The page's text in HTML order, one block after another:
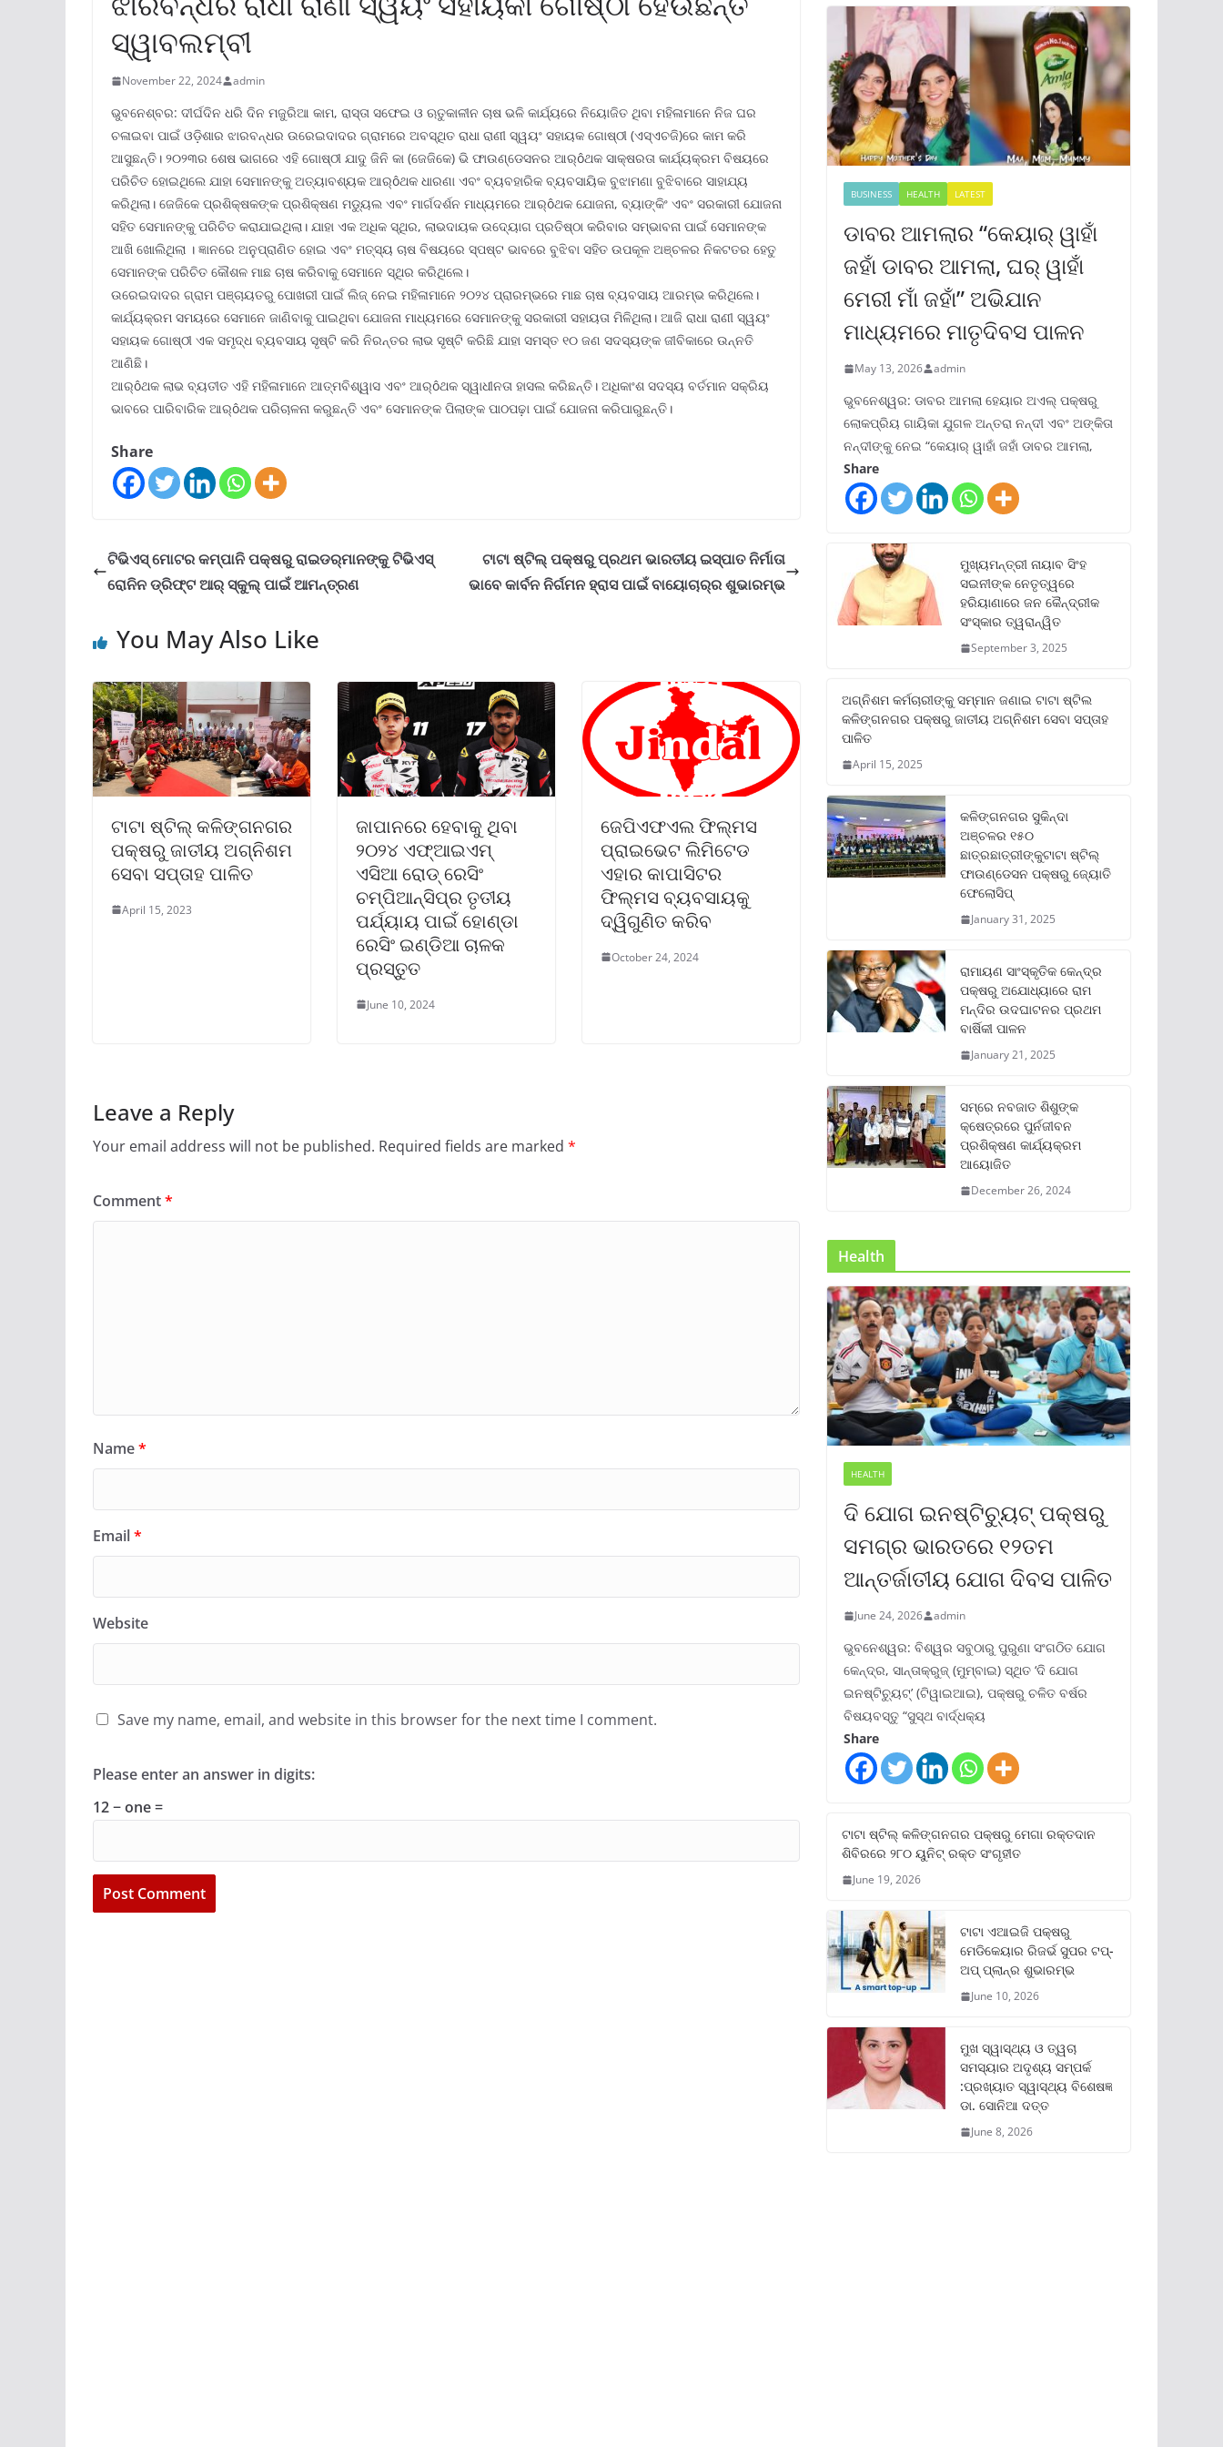
ସ୍ୱାବଲମ୍ବୀ
November 22, 2024 admin
ଭୁବନେଶ୍ବର: ଦୀର୍ଘଦିନ ଧରି ଦିନ ମଜୁରିଆ କାମ, ରାସ୍ତା ସଫେଇ ଓ ଋତୁକାଳୀନ ଚାଷ ଭଳି କାର୍ଯ୍ୟରେ ନିୟୋଜିତ ଥିବା ମହିଳାମାନେ ନିଜ ଘର
ଚଳାଇବା ପାଇଁ ଓଡ଼ିଶାର ଝାରବନ୍ଧର ଉରେଇଦାଦର ଗ୍ରାମରେ ଅବସ୍ଥିତ ରାଧା ରାଣୀ ସ୍ୱୟଂ ସହାୟକ ଗୋଷ୍ଠୀ (ଏସ୍‌ଏଚଜି)ରେ କାମ କରି
ଆସୁଛନ୍ତି। ୨୦୨୩ର ଶେଷ ଭାଗରେ ଏହି ଗୋଷ୍ଠୀ ଯାଦୁ ଜିନି କା (ଜେଜିକେ) ଭି ଫାଉଣ୍ଡେସନର ଆର୍ôଥକ ସାକ୍ଷରତା କାର୍ଯ୍ୟକ୍ରମ ବିଷୟରେ
ପରିଚିତ ହୋଇଥିଲେ ଯାହା ସେମାନଙ୍କୁ ଅତ୍ୟାବଶ୍ୟକ ଆର୍ôଥକ ଧାରଣା ଏବଂ ବ୍ୟବହାରିକ ବ୍ୟବସାୟିକ ବୁଝାମଣା ବୁଝିବାରେ ସାହାଯ୍ୟ
କରିଥିଲା। ଜେଜିକେ ପ୍ରଶିକ୍ଷକଙ୍କ ପ୍ରଶିକ୍ଷଣ ମଡ୍ୟୁଲ ଏବଂ ମାର୍ଗଦର୍ଶନ ମାଧ୍ୟମରେ ଆର୍ôଥକ ଯୋଜନା, ବ୍ୟାଙ୍କିଂ ଏବଂ ସରକାରୀ ଯୋଜନା
ସହିତ ସେମାନଙ୍କୁ ପରିଚିତ କରାଯାଇଥିଲା। ଯାହା ଏକ ଅଧିକ ସ୍ଥିର, ଲାଭଦାୟକ ଉଦ୍ୟୋଗ ପ୍ରତିଷ୍ଠା କରିବାର ସମ୍ଭାବନା ପାଇଁ ସେମାନଙ୍କ
ଆଖି ଖୋଲିଥିଲା । ଜ୍ଞାନରେ ଅନୁପ୍ରାଣିତ ହୋଇ ଏବଂ ମତ୍ସ୍ୟ ଚାଷ ବିଷୟରେ ସ୍ପଷ୍ଟ ଭାବରେ ବୁଝିବା ସହିତ ଉପକୂଳ ଅଞ୍ଚଳର ନିକଟତର ହେତୁ
ସେମାନଙ୍କ ପରିଚିତ କୌଶଳ ମାଛ ଚାଷ କରିବାକୁ ସେମାନେ ସ୍ଥିର କରିଥିଲେ।
ଉରେଇଦାଦର ଗ୍ରାମ ପଞ୍ଚାୟତରୁ ପୋଖରୀ ପାଇଁ ଲିଜ୍ ନେଇ ମହିଳାମାନେ ୨୦୨୪ ପ୍ରାରମ୍ଭରେ ମାଛ ଚାଷ ବ୍ୟବସାୟ ଆରମ୍ଭ କରିଥିଲେ।
କାର୍ଯ୍ୟକ୍ରମ ସମୟରେ ସେମାନେ ଜାଣିବାକୁ ପାଇଥିବା ଯୋଜନା ମାଧ୍ୟମରେ ସେମାନଙ୍କୁ ସରକାରୀ ସହାୟତା ମିଳିଥିଲା। ଆଜି ରାଧା ରାଣୀ ସ୍ୱୟଂ
ସହାୟକ ଗୋଷ୍ଠୀ ଏକ ସମୃଦ୍ଧ ବ୍ୟବସାୟ ସୃଷ୍ଟି କରି ନିରନ୍ତର ଲାଭ ସୃଷ୍ଟି କରିଛି ଯାହା ସମସ୍ତ ୧୦ ଜଣ ସଦସ୍ୟଙ୍କ ଜୀବିକାରେ ଉନ୍ନତି
ଆଣିଛି।
ଆର୍ôଥକ ଲାଭ ବ୍ୟତୀତ ଏହି ମହିଳାମାନେ ଆତ୍ମବିଶ୍ୱାସ ଏବଂ ଆର୍ôଥକ ସ୍ୱାଧୀନତା ହାସଲ କରିଛନ୍ତି। ଅଧିକାଂଶ ସଦସ୍ୟ ବର୍ତମାନ ସକ୍ରିୟ
ଭାବରେ ପାରିବାରିକ ଆର୍ôଥକ ପରିଚାଳନା କରୁଛନ୍ତି ଏବଂ ସେମାନଙ୍କ ପିଲାଙ୍କ ପାଠପଢ଼ା ପାଇଁ ଯୋଜନା କରିପାରୁଛନ୍ତି।
Share
ଟିଭିଏସ୍ ମୋଟର କମ୍ପାନି ପକ୍ଷରୁ ରାଇଡର୍‌ମାନଙ୍କୁ ଟିଭିଏସ୍
ରୋନିନ ଡ୍ରିଫ୍‌ଟ ଆର୍ ସ୍କୁଲ୍ ପାଇଁ ଆମନ୍ତ୍ରଣ
ଟାଟା ଷ୍ଟିଲ୍ ପକ୍ଷରୁ ପ୍ରଥମ ଭାରତୀୟ ଇସ୍ପାତ ନିର୍ମାତା
ଭାବେ କାର୍ବନ ନିର୍ଗମନ ହ୍ରାସ ପାଇଁ ବାୟୋଚାର୍‌ର ଶୁଭାରମ୍ଭ
You May Also Like
ଟାଟା ଷ୍ଟିଲ୍ କଳିଙ୍ଗନଗର
ପକ୍ଷରୁ ଜାତୀୟ ଅଗ୍ନିଶମ
ସେବା ସପ୍ତାହ ପାଳିତ
April 15, 2023
ଜାପାନରେ ହେବାକୁ ଥିବା
୨୦୨୪ ଏଫ୍‌ଆଇଏମ୍
ଏସିଆ ରୋଡ୍ ରେସିଂ
ଚମ୍ପିଆନ୍‌ସିପ୍‌ର ତୃତୀୟ
ପର୍ଯ୍ୟାୟ ପାଇଁ ହୋଣ୍ଡା
ରେସିଂ ଇଣ୍ଡିଆ ଚାଳକ
ପ୍ରସ୍ତୁତ
June 10, 2024
ଜେପିଏଫଏଲ ଫିଲ୍ମସ
ପ୍ରାଇଭେଟ ଲିମିଟେଡ
ଏହାର କାପାସିଟର
ଫିଲ୍ମସ ବ୍ୟବସାୟକୁ
ଦ୍ୱିଗୁଣିତ କରିବ
October 24, 2024
Leave a Reply
Your email address will not be published. Required fields are marked *
Comment*
Name*
Email*
Website
Save my name, email, and website in this browser for the next time I comment.
Please enter an answer in digits:
12 − one =
BUSINESS HEALTH LATEST
ଡାବର ଆମଲାର “କେୟାର୍ ୱାହାଁ
ଜହାଁ ଡାବର ଆମଲା, ଘର୍ ୱାହାଁ
ମେରୀ ମାଁ ଜହାଁ” ଅଭିଯାନ
ମାଧ୍ୟମରେ ମାତୃଦିବସ ପାଳନ
May 13, 2026 admin
ଭୁବନେଶ୍ୱର: ଡାବର ଆମଲା ହେୟାର ଅଏଲ୍ ପକ୍ଷରୁ
ଲୋକପ୍ରିୟ ଗାୟିକା ଯୁଗଳ ଅନ୍ତରା ନନ୍ଦୀ ଏବଂ ଅଙ୍କିତା
ନନ୍ଦୀଙ୍କୁ ନେଇ “କେୟାର୍ ୱାହାଁ ଜହାଁ ଡାବର ଆମଲା,
Share
ମୁଖ୍ୟମନ୍ତ୍ରୀ ନାୟାବ ସିଂହ
ସଇନୀଙ୍କ ନେତୃତ୍ୱରେ
ହରିୟାଣାରେ ଜନ କୈନ୍ଦ୍ରୀକ
ସଂସ୍କାର ତ୍ୱରାନ୍ୱିତ
September 3, 2025
ଅଗ୍ନିଶମ କର୍ମଚାରୀଙ୍କୁ ସମ୍ମାନ ଜଣାଇ ଟାଟା ଷ୍ଟିଲ
କଳିଙ୍ଗନଗର ପକ୍ଷରୁ ଜାତୀୟ ଅଗ୍ନିଶମ ସେବା ସପ୍ତାହ
ପାଳିତ
April 15, 2025
କଳିଙ୍ଗନଗର ସୁକିନ୍ଦା
ଅଞ୍ଚଳର ୧୫୦
ଛାତ୍ରଛାତ୍ରୀଙ୍କୁଟାଟା ଷ୍ଟିଲ୍
ଫାଉଣ୍ଡେସନ ପକ୍ଷରୁ ଜ୍ୟୋତି
ଫେଲୋସିପ୍‌
January 31, 2025
ରାମାୟଣ ସାଂସ୍କୃତିକ କେନ୍ଦ୍ର
ପକ୍ଷରୁ ଅଯୋଧ୍ୟାରେ ରାମ
ମନ୍ଦିର ଉଦଘାଟନର ପ୍ରଥମ
ବାର୍ଷିକୀ ପାଳନ
January 21, 2025
ସମ୍‌ରେ ନବଜାତ ଶିଶୁଙ୍କ
କ୍ଷେତ୍ରରେ ପୁର୍ନଜୀବନ
ପ୍ରଶିକ୍ଷଣ କାର୍ଯ୍ୟକ୍ରମ
ଆୟୋଜିତ
December 26, 2024
Health
HEALTH
ଦି ଯୋଗ ଇନଷ୍ଟିଚ୍ୟୁଟ୍ ପକ୍ଷରୁ
ସମଗ୍ର ଭାରତରେ ୧୨ତମ
ଆନ୍ତର୍ଜାତୀୟ ଯୋଗ ଦିବସ ପାଳିତ
June 24, 2026 admin
ଭୁବନେଶ୍ୱର: ବିଶ୍ୱର ସବୁଠାରୁ ପୁରୁଣା ସଂଗଠିତ ଯୋଗ
କେନ୍ଦ୍ର, ସାନ୍ତାକ୍ରୁଜ୍ (ମୁମ୍ବାଇ) ସ୍ଥିତ ‘ଦି ଯୋଗ
ଇନଷ୍ଟିଚ୍ୟୁଟ୍‌’ (ଟିୱାଇଆଇ), ପକ୍ଷରୁ ଚଳିତ ବର୍ଷର
ବିଷୟବସ୍ତୁ “ସୁସ୍ଥ ବାର୍ଦ୍ଧକ୍ୟ
Share
ଟାଟା ଷ୍ଟିଲ୍‌ କଳିଙ୍ଗନଗର ପକ୍ଷରୁ ମେଗା ରକ୍ତଦାନ
ଶିବିରରେ ୨୮୦ ୟୁନିଟ୍‌ ରକ୍ତ ସଂଗୃହୀତ
June 19, 2026
ଟାଟା ଏଆଇଜି ପକ୍ଷରୁ
ମେଡିକେୟାର ରିଜର୍ଭ ସୁପର ଟପ୍‌-
ଅପ୍ ପ୍ଲାନ୍‌ର ଶୁଭାରମ୍ଭ
June 10, 2026
ମୁଖ ସ୍ୱାସ୍ଥ୍ୟ ଓ ତ୍ୱଚା
ସମସ୍ୟାର ଅଦୃଶ୍ୟ ସମ୍ପର୍କ
:ପ୍ରଖ୍ୟାତ ସ୍ୱାସ୍ଥ୍ୟ ବିଶେଷଜ୍ଞ
ଡା. ସୋନିଆ ଦତ୍ତ
June 8, 2026